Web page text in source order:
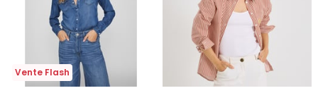
Vente Flash